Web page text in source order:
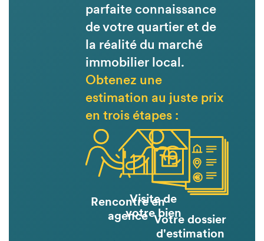
parfaite connaissance
de votre quartier et de
la réalité du marché
immobilier local.
Obtenez une
estimation au juste prix
en trois étapes :
Rencontre en
agence
Visite de
votre bien
Votre dossier
d'estimation